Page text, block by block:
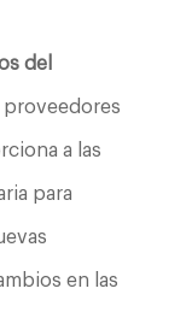
del
a las
para
en las